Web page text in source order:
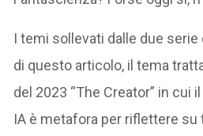
I temi sollevati dalle due serie
di questo articolo, il tema
del 2023 “The Creator” in cui
IA è metafora per riflettere